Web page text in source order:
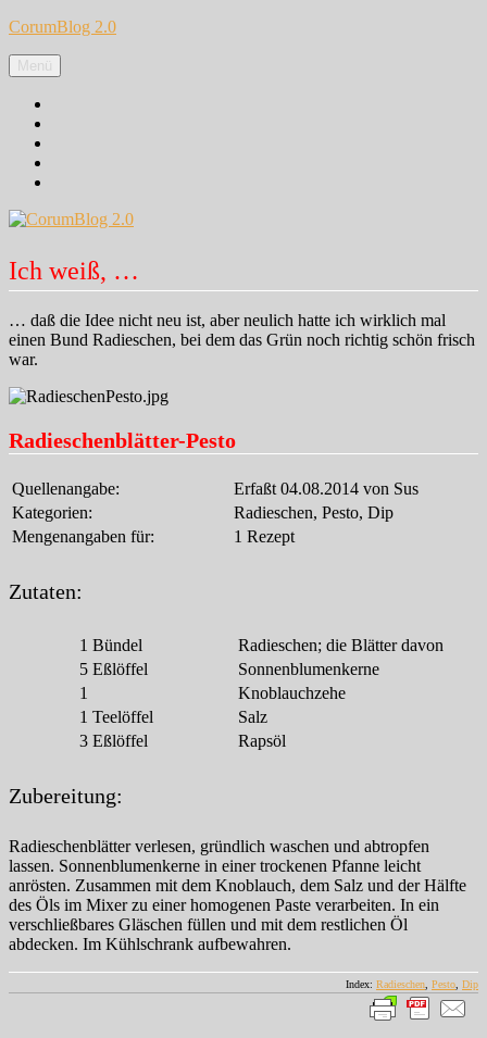
Zum
springen
CorumBlog 2.0
Menü
Ich weiß, …
… daß die Idee nicht neu ist, aber neulich hatte ich wirklich mal
einen Bund Radieschen, bei dem das Grün noch richtig schön frisch
war.
Radieschenblätter-Pesto
Quellenangabe:
Erfaßt 04.08.2014 von Sus
Kategorien:
Radieschen, Pesto, Dip
Mengenangaben für:
1 Rezept
Zutaten:
1 Bündel
Radieschen; die Blätter davon
5 Eßlöffel
Sonnenblumenkerne
1
Knoblauchzehe
1 Teelöffel
Salz
3 Eßlöffel Rapsöl
Zubereitung:
Radieschenblätter verlesen, gründlich waschen und abtropfen
lassen. Sonnenblumenkerne in einer trockenen Pfanne leicht
anrösten. Zusammen mit dem Knoblauch, dem Salz und der Hälfte
des Öls im Mixer zu einer homogenen Paste verarbeiten. In ein
verschließbares Gläschen füllen und mit dem restlichen Öl
abdecken. Im Kühlschrank aufbewahren.
Index: Radieschen, Pesto, Dip